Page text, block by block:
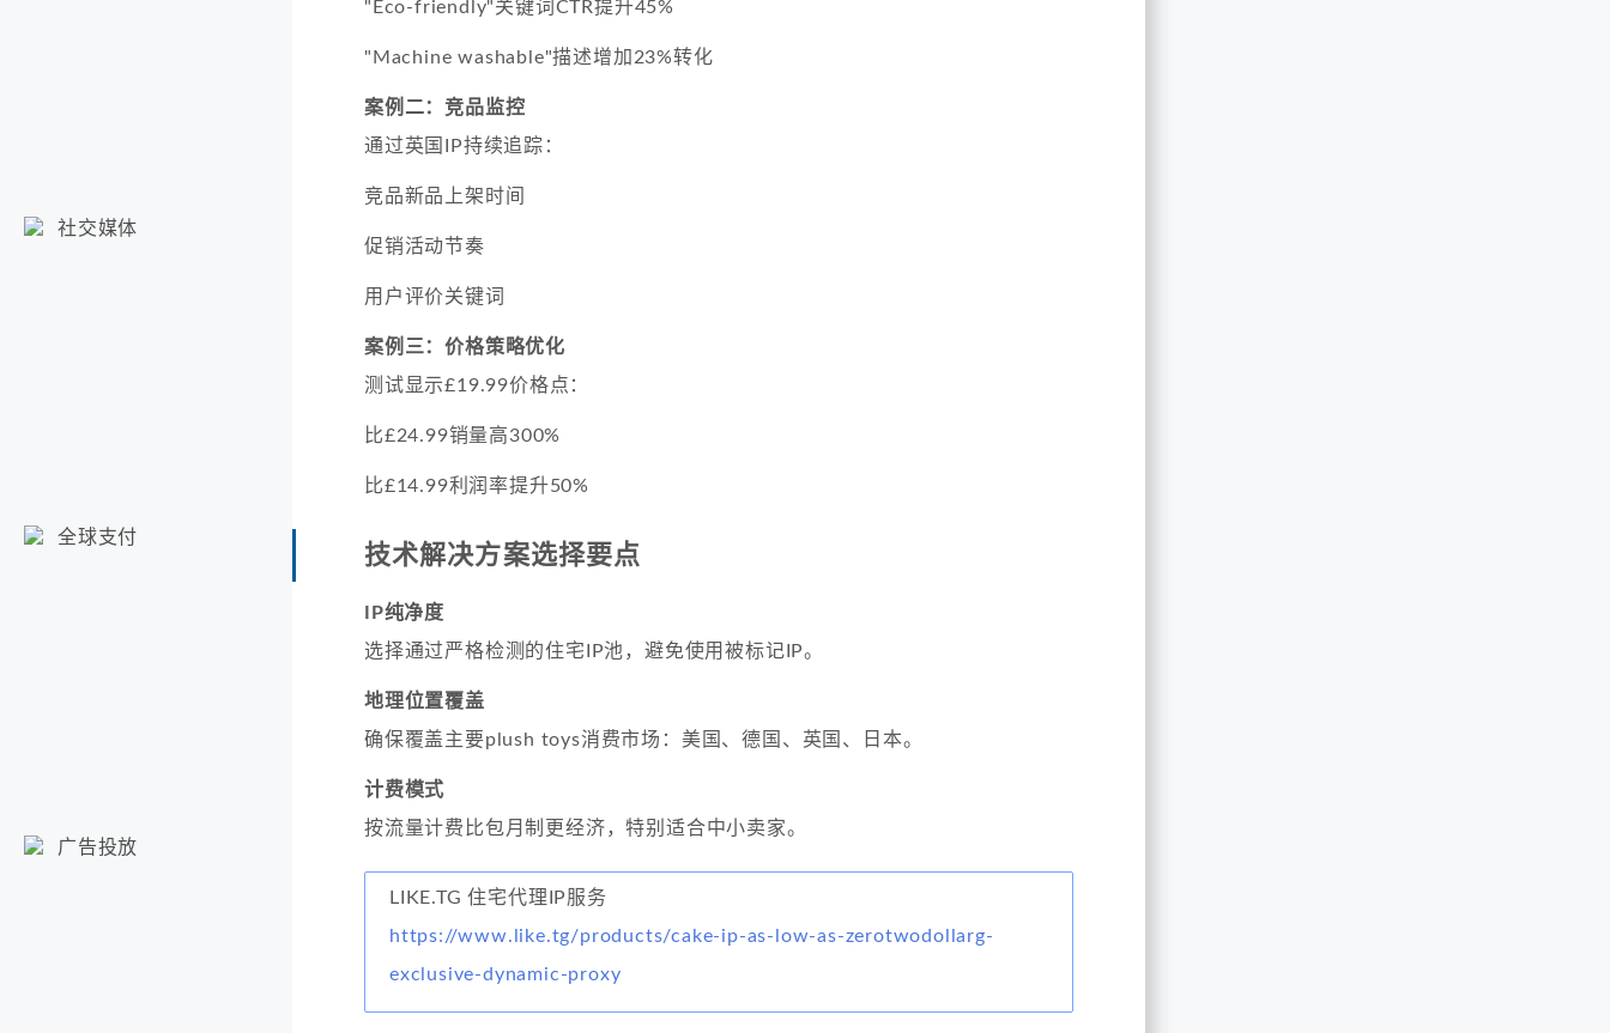
社交媒体
全球支付
广告投放
"Eco-friendly"关键词CTR提升45%
"Machine washable"描述增加23%转化
案例二：竞品监控
通过英国IP持续追踪：
竞品新品上架时间
促销活动节奏
用户评价关键词
案例三：价格策略优化
测试显示£19.99价格点：
比£24.99销量高300%
比£14.99利润率提升50%
技术解决方案选择要点
IP纯净度
选择通过严格检测的住宅IP池，避免使用被标记IP。
地理位置覆盖
确保覆盖主要plush toys消费市场：美国、德国、英国、日本。
计费模式
按流量计费比包月制更经济，特别适合中小卖家。
LIKE.TG 住宅代理IP服务
https://www.like.tg/products/cake-ip-as-low-as-zerotwodollarg-
exclusive-dynamic-proxy